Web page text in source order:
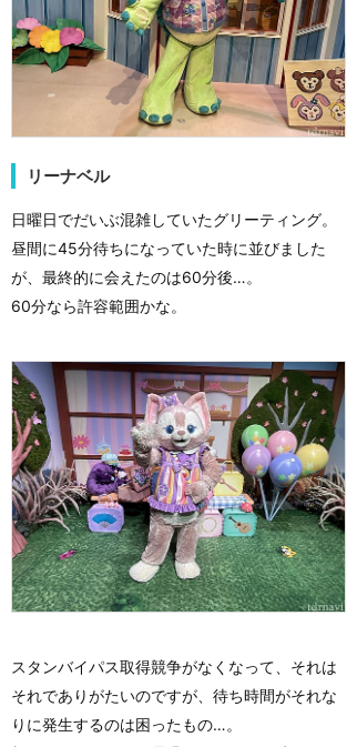
リーナベル
日曜日でだいぶ混雑していたグリーティング。
昼間に45分待ちになっていた時に並びました
が、最終的に会えたのは60分後…。
60分なら許容範囲かな。
スタンバイパス取得競争がなくなって、それは
それでありがたいのですが、待ち時間がそれな
りに発生するのは困ったもの…。